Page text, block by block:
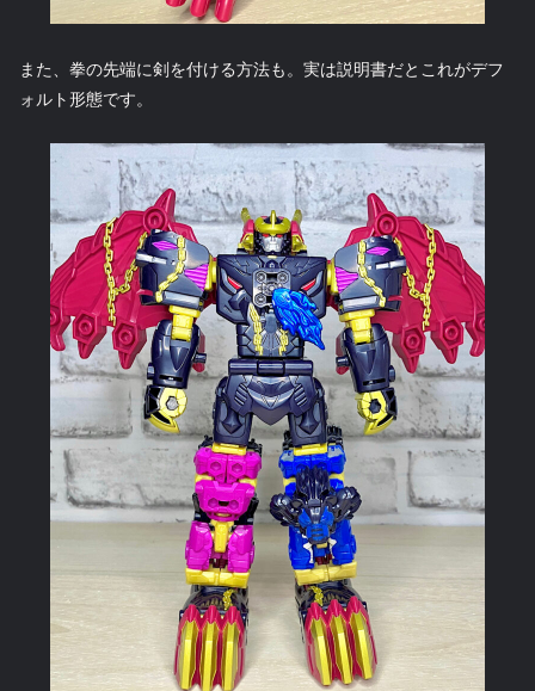
また、拳の先端に剣を付ける方法も。実は説明書だとこれがデフ
ォルト形態です。